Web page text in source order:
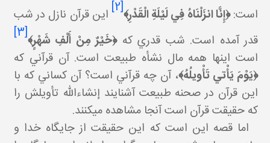
است:﴿إِنَّا انزَلْنَاهُ فِي لَيْلَةِ الْقَدْرِ﴾[2]
اين قرآن نازل در شب
قدر آمده است. شب قدري که﴿ خَيْرٌ مِنْ أَلْفِ شَهْرٍ﴾[3]
است اينها همه مال نشأه طبيعت است. آن قرآني که
﴿يَوْمَ يَأْتي‏ تَأْويلُهُ﴾، آن چه قرآني است؟ آن کساني که با
اين قرآن در صحنه طبيعت آشنايند إن شاءالله تأويلش را
که حقيقت قرآن است آنجا مشاهده مي کنند.
اما قصه اين است که اين حقيقت از جايگاه خدا و